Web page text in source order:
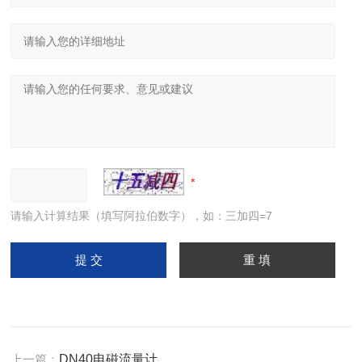
请输入计算结果（填写阿拉伯数字），如：三加四=7
上一篇： DN40电磁流量计